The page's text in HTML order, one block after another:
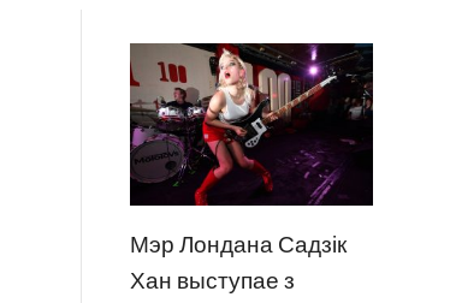
Мэр Лондана Садзік
Хан выступае з